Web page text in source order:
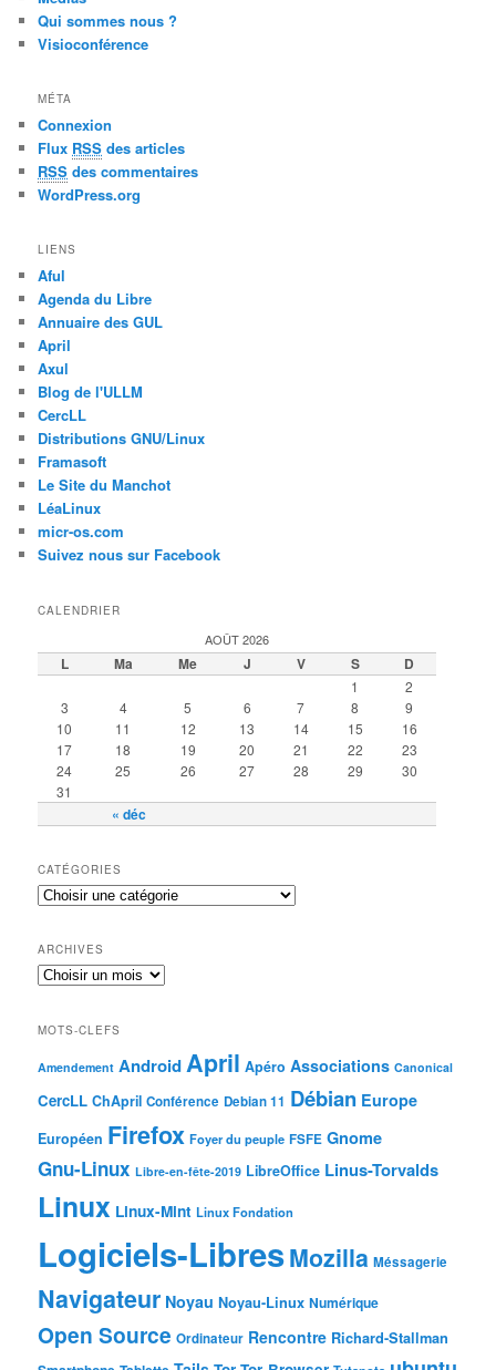
Qui sommes nous ?
Visioconférence
MÉTA
Connexion
Flux RSS des articles
RSS des commentaires
WordPress.org
LIENS
Aful
Agenda du Libre
Annuaire des GUL
April
Axul
Blog de l'ULLM
CercLL
Distributions GNU/Linux
Framasoft
Le Site du Manchot
LéaLinux
micr-os.com
Suivez nous sur Facebook
CALENDRIER
AOÛT 2026
L Ma Me J V S D
« déc
1
2
3
4 5 6 7 8
9
10
11 12 13 14 15
16
17
18 19 20 21 22
23
24
25 26 27 28 29
30
31
CATÉGORIES
ARCHIVES
MOTS-CLEFS
Amendement AndroidApril Apéro Associations Canonical
CercLL ChApril Conférence Debian 11 Débian Europe
Européen Firefox Foyer du peuple FSFE Gnome
Gnu-Linux Libre-en-fête-2019 LibreOffice Linus-Torvalds
Linux Linux-Mint Linux Fondation
Logiciels-LibresMozilla Méssagerie
Navigateur Noyau Noyau-Linux Numérique
Open Source Ordinateur Rencontre Richard-Stallman